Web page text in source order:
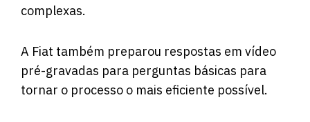
complexas.
A Fiat também preparou respostas em vídeo
pré-gravadas para perguntas básicas para
tornar o processo o mais eficiente possível.